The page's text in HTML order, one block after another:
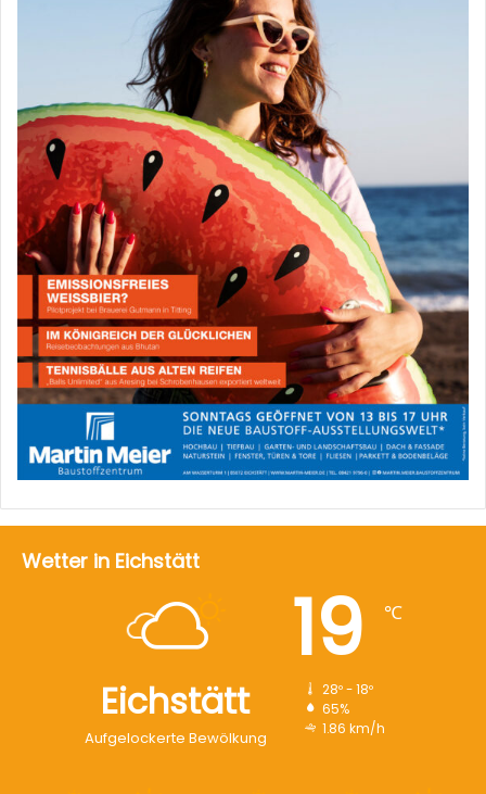
Wetter in Eichstätt
Eichstätt
Aufgelockerte Bewölkung
19 ℃
28º - 18º
65%
1.86 km/h